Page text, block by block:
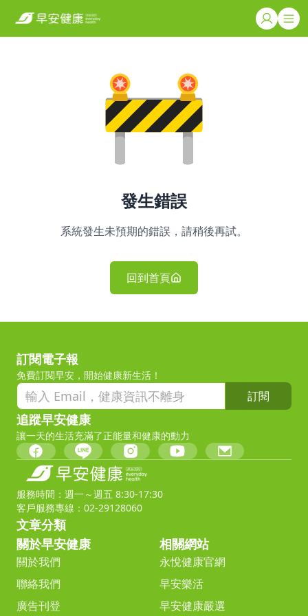
發生錯誤
系統發生未預期的錯誤，請稍後再試。
回到首頁
訂閱電子報
免費訂閱早安，開始健康新生活！
訂閱
追蹤早安健康
讓一天的生活充滿了正能量和健康的動力
服務時間：週一～週五 8:30-17:30
客戶服務專線：02-29128060
文章分類
關於早安健康
關於我們
聯絡我們
廣告刊登
相關網站
永悅健康官網
早安樂活
早安健康嚴選